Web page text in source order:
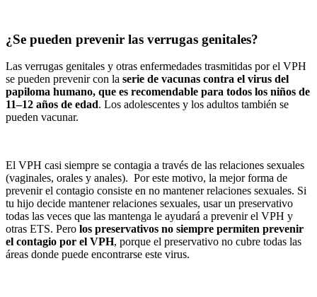
¿Se pueden prevenir las verrugas genitales?
Las verrugas genitales y otras enfermedades trasmitidas por el VPH
se pueden prevenir con la serie de vacunas contra el virus del
papiloma humano, que es recomendable para todos los niños de
11–12 años de edad. Los adolescentes y los adultos también se
pueden vacunar.
El VPH casi siempre se contagia a través de las relaciones sexuales
(vaginales, orales y anales). Por este motivo, la mejor forma de
prevenir el contagio consiste en no mantener relaciones sexuales. Si
tu hijo decide mantener relaciones sexuales, usar un preservativo
todas las veces que las mantenga le ayudará a prevenir el VPH y
otras ETS. Pero los preservativos no siempre permiten prevenir
el contagio por el VPH, porque el preservativo no cubre todas las
áreas donde puede encontrarse este virus.